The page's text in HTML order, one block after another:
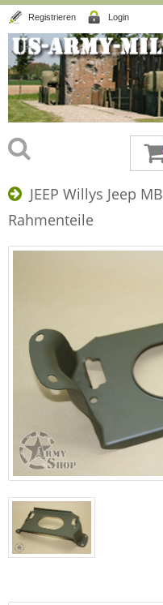
Registrieren Login
JEEP Willys Jeep MB
Rahmenteile